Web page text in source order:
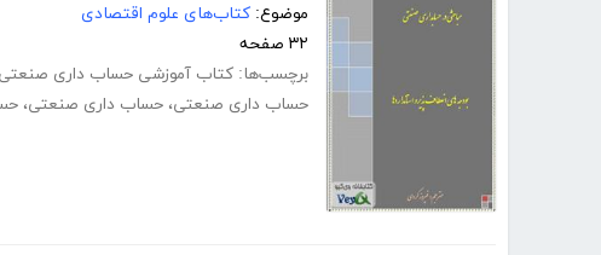
موضوع: کتاب‌های علوم اقتصادی
۳۲ صفحه
برچسب‌ها: کتاب آموزشی حساب داری صنعتی
حساب داری صنعتی، حساب داری صنعتی،